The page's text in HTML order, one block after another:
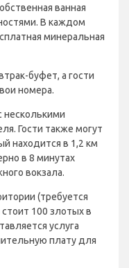
ванная
В каждом
минеральная
буфет, а гости
номера.
несколькими
Гости также могут
находится в 1,2 км
в 8 минутах
вокзала.
(требуется
100 злотых в
услуга
плату для